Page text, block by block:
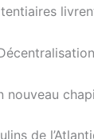
nouveau
de